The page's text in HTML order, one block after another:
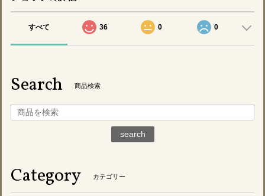
すべて 36 0 0
Search 商品検索
search
Category カテゴリー